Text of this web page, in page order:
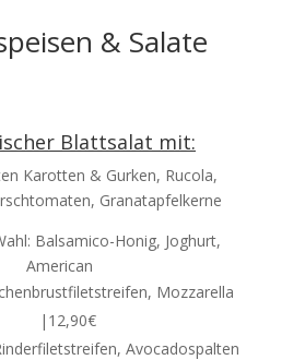
& Salate
Blattsalat mit:
Karotten & Gurken, Rucola,
Granatapfelkerne
Balsamico-Honig, Joghurt,
American
Mozzarella
|12,90€
Avocadospalten